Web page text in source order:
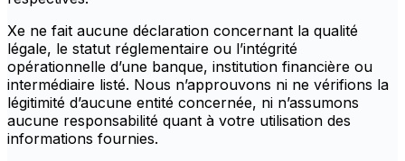
Xe ne fait aucune déclaration concernant la qualité
légale, le statut réglementaire ou l’intégrité
opérationnelle d’une banque, institution financière ou
intermédiaire listé. Nous n’approuvons ni ne vérifions la
légitimité d’aucune entité concernée, ni n’assumons
aucune responsabilité quant à votre utilisation des
informations fournies.